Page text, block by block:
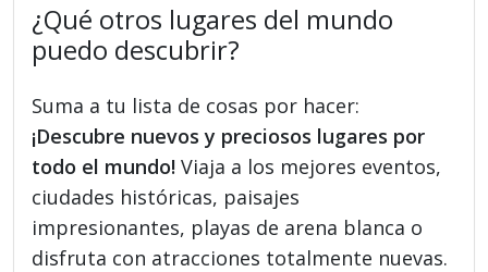
¿Qué otros lugares del mundo
puedo descubrir?
Suma a tu lista de cosas por hacer:
¡Descubre nuevos y preciosos lugares por
todo el mundo! Viaja a los mejores eventos,
ciudades históricas, paisajes
impresionantes, playas de arena blanca o
disfruta con atracciones totalmente nuevas.